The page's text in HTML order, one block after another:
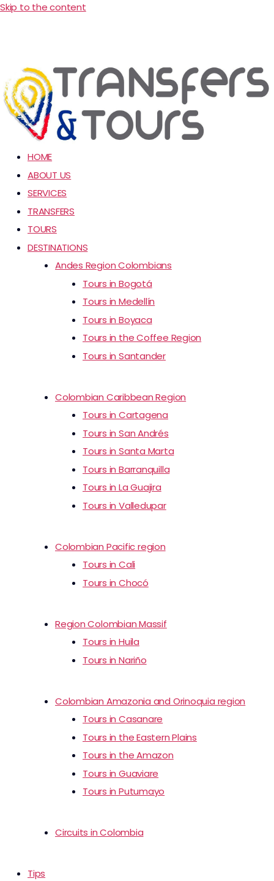
Skip to the content
HOME
ABOUT US
SERVICES
TRANSFERS
TOURS
DESTINATIONS
Andes Region Colombians
Tours in Bogotá
Tours in Medellín
Tours in Boyaca
Tours in the Coffee Region
Tours in Santander
Colombian Caribbean Region
Tours in Cartagena
Tours in San Andrés
Tours in Santa Marta
Tours in Barranquilla
Tours in La Guajira
Tours in Valledupar
Colombian Pacific region
Tours in Cali
Tours in Chocó
Region Colombian Massif
Tours in Huila
Tours in Nariño
Colombian Amazonia and Orinoquia region
Tours in Casanare
Tours in the Eastern Plains
Tours in the Amazon
Tours in Guaviare
Tours in Putumayo
Circuits in Colombia
Tips